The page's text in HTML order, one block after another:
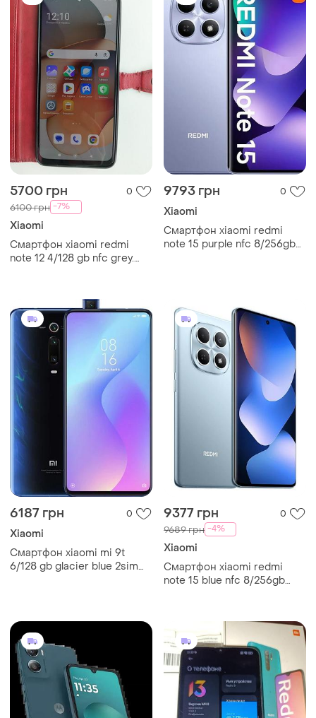
5700 грн 0
6100 грн -7%
Xiaomi
Смартфон xiaomi redmi
note 12 4/128 gb nfc grey.
9793 грн 0
Xiaomi
Смартфон xiaomi redmi
note 15 purple nfc 8/256gb
6187 грн 0
Xiaomi
Смартфон xiaomi mi 9t
6/128 gb glacier blue 2sim
9377 грн 0
9689 грн -4%
Xiaomi
Смартфон xiaomi redmi
note 15 blue nfc 8/256gb